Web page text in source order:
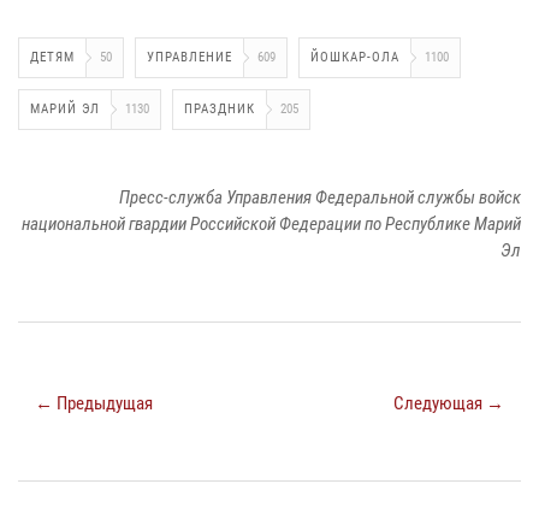
ДЕТЯМ 50 УПРАВЛЕНИЕ 609 ЙОШКАР-ОЛА 1100
МАРИЙ ЭЛ 1130 ПРАЗДНИК 205
Пресс-служба Управления Федеральной службы войск
национальной гвардии Российской Федерации по Республике Марий
Эл
← Предыдущая Следующая →